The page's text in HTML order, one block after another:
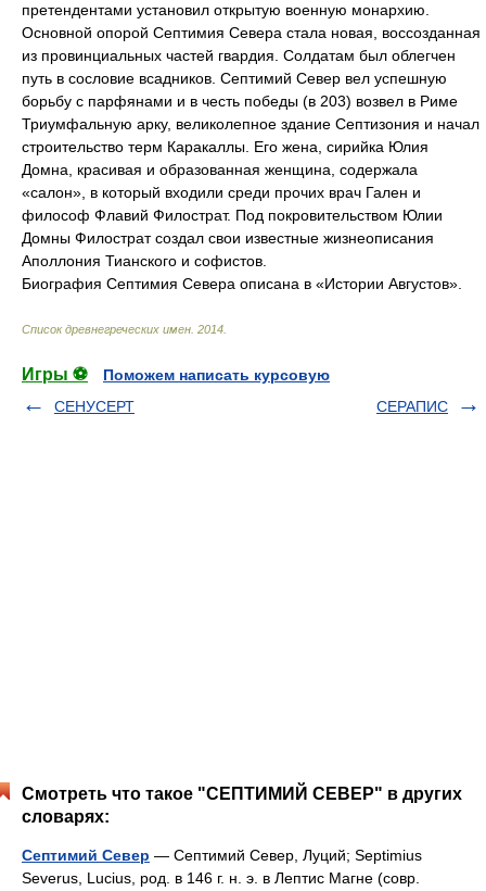
претендентами установил открытую военную монархию.
Основной опорой Септимия Севера стала новая, воссозданная
из провинциальных частей гвардия. Солдатам был облегчен
путь в сословие всадников. Септимий Север вел успешную
борьбу с парфянами и в честь победы (в 203) возвел в Риме
Триумфальную арку, великолепное здание Септизония и начал
строительство терм Каракаллы. Его жена, сирийка Юлия
Домна, красивая и образованная женщина, содержала
«салон», в который входили среди прочих врач Гален и
философ Флавий Филострат. Под покровительством Юлии
Домны Филострат создал свои известные жизнеописания
Аполлония Тианского и софистов.
Биография Септимия Севера описана в «Истории Августов».
Список древнегреческих имен 2014
Игры ⚽
Поможем написать курсовую
СЕНУСЕРТ
СЕРАПИС
Смотреть что такое "СЕПТИМИЙ СЕВЕР" в других
словарях:
Септимий Север — Септимий Север, Луций; Septimius
Severus, Lucius, род. в 146 г. н. э. в Лептис Магне (совр.